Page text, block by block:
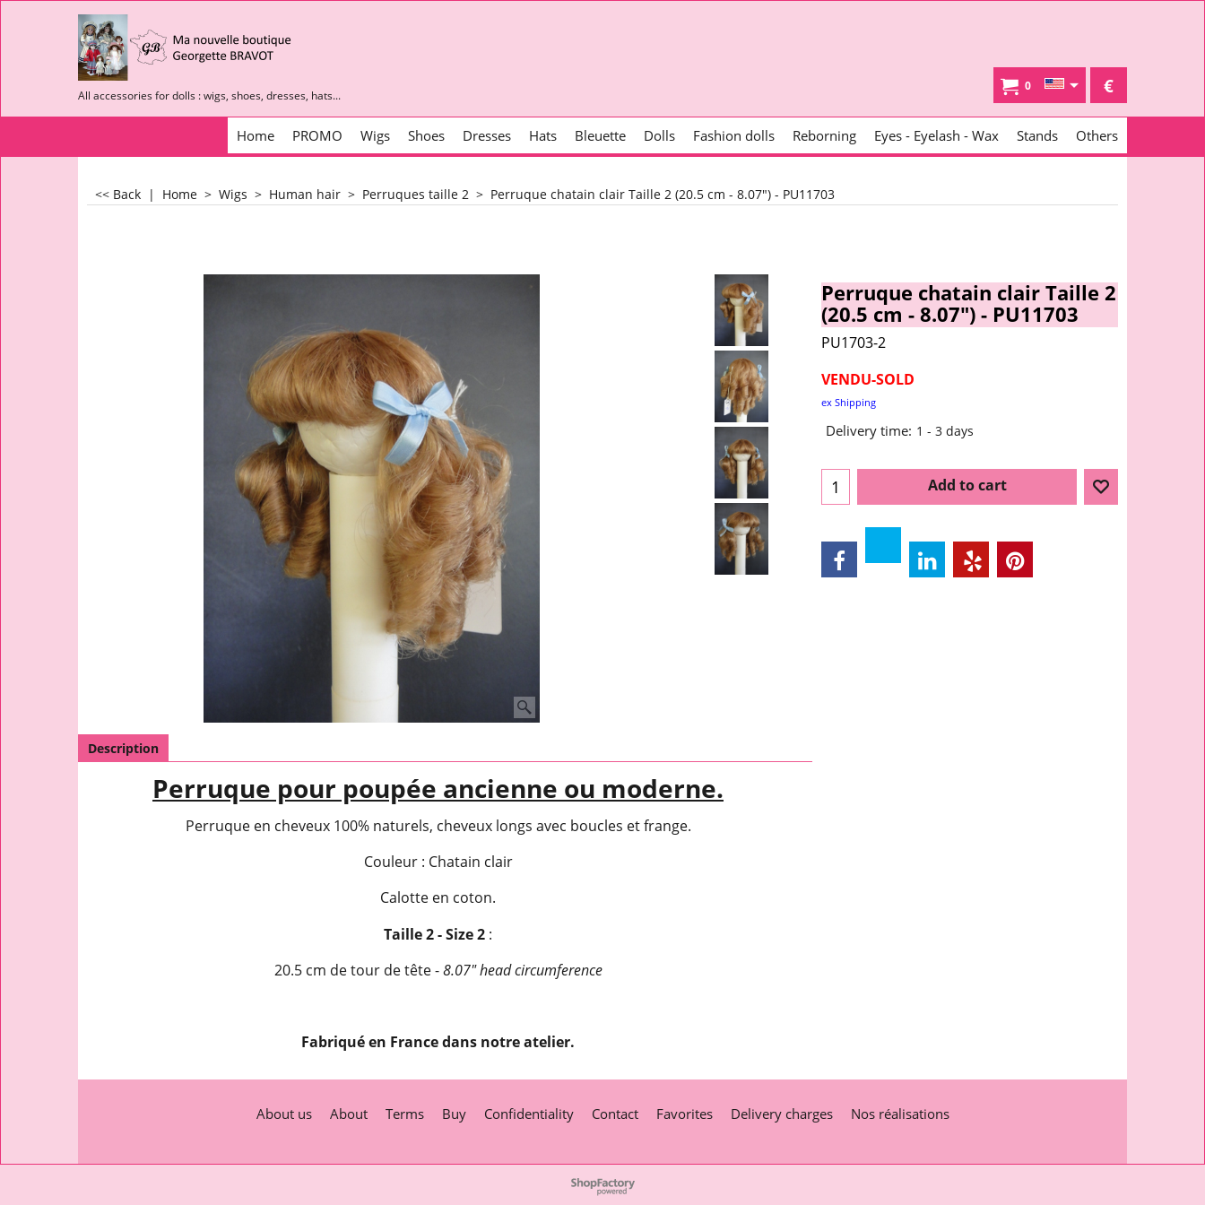
All accessories for dolls : wigs, shoes, dresses, hats...
0 €
Home PROMO Wigs Shoes Dresses Hats Bleuette Dolls Fashion dolls Reborning Eyes - Eyelash - Wax Stands Others
<< Back | Home > Wigs > Human hair > Perruques taille 2 > Perruque chatain clair Taille 2 (20.5 cm - 8.07") - PU11703
Perruque chatain clair Taille 2
(20.5 cm - 8.07") - PU11703
PU1703-2
VENDU-SOLD
ex Shipping
Delivery time: 1 - 3 days
Add to cart
Description
Perruque pour poupée ancienne ou moderne.
Perruque en cheveux 100% naturels, cheveux longs avec boucles et frange.
Couleur : Chatain clair
Calotte en coton.
Taille 2 - Size 2 :
20.5 cm de tour de tête -8.07" head circumference
Fabriqué en France dans notre atelier.
About us About Terms Buy Confidentiality Contact Favorites Delivery charges Nos réalisations
To create online store
ShopFactory eCommerce